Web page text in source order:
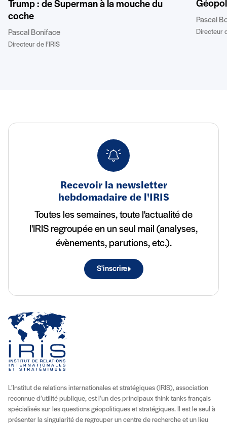
Trump : de Superman à la mouche du
coche
Pascal Boniface
Directeur de l’IRIS
Pascal
Directeur
Recevoir la newsletter
hebdomadaire de l'IRIS
Toutes les semaines, toute l'actualité de
l'IRIS regroupée en un seul mail (analyses,
évènements, parutions, etc.).
S'inscrire
L’Institut de relations internationales et stratégiques (IRIS), association
reconnue d’utilité publique, est l’un des principaux think tanks français
spécialisés sur les questions géopolitiques et stratégiques. Il est le seul à
présenter la singularité de regrouper un centre de recherche et un lieu